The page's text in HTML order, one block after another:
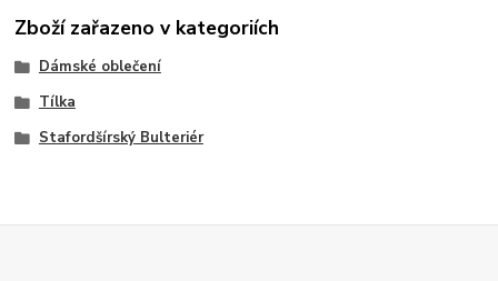
Zboží zařazeno v kategoriích
Dámské oblečení
Tílka
Stafordšírský Bulteriér